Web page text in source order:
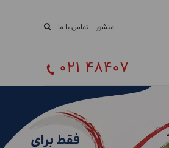
منشور تماس با ما
021 48407